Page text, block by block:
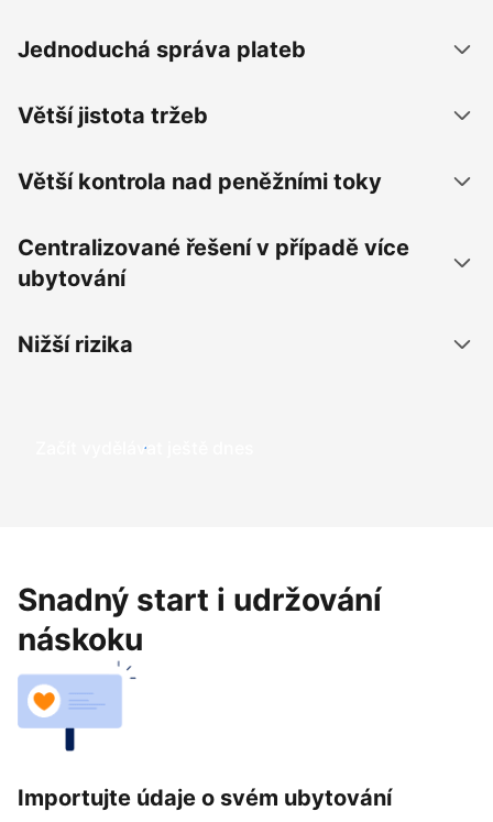
Jednoduchá správa plateb
Větší jistota tržeb
Větší kontrola nad peněžními toky
Centralizované řešení v případě více
ubytování
Nižší rizika
Začít vydělávat ještě dnes
Snadný start i udržování
náskoku
Importujte údaje o svém ubytování